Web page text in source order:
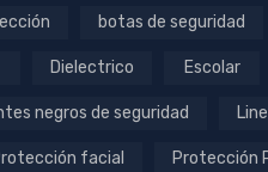
botas de seguridad
Dielectrico Escolar
negros de seguridad
facial Protección